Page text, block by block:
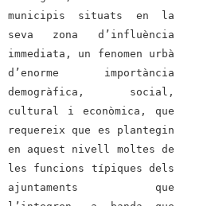
municipis situats en la
seva zona d’influència
immediata, un fenomen urbà
d’enorme importància
demogràfica, social,
cultural i econòmica, que
requereix que es plantegin
en aquest nivell moltes de
les funcions típiques dels
ajuntaments que